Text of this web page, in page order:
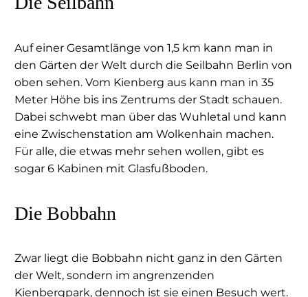
Auf einer Gesamtlänge von 1,5 km kann man in
den Gärten der Welt durch die Seilbahn Berlin von
oben sehen. Vom Kienberg aus kann man in 35
Meter Höhe bis ins Zentrums der Stadt schauen.
Dabei schwebt man über das Wuhletal und kann
eine Zwischenstation am Wolkenhain machen.
Für alle, die etwas mehr sehen wollen, gibt es
sogar 6 Kabinen mit Glasfußboden.
Die Bobbahn
Zwar liegt die Bobbahn nicht ganz in den Gärten
der Welt, sondern im angrenzenden
Kienbergpark, dennoch ist sie einen Besuch wert.